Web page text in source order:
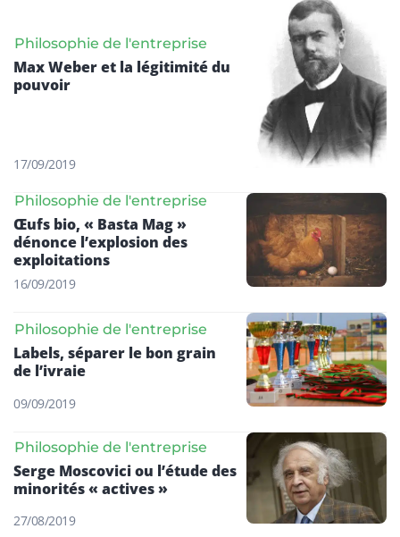
Philosophie de l'entreprise
Max Weber et la légitimité du
pouvoir
17/09/2019
Philosophie de l'entreprise
Œufs bio, « Basta Mag »
dénonce l’explosion des
exploitations
16/09/2019
Philosophie de l'entreprise
Labels, séparer le bon grain
de l’ivraie
09/09/2019
Philosophie de l'entreprise
Serge Moscovici ou l’étude des
minorités « actives »
27/08/2019